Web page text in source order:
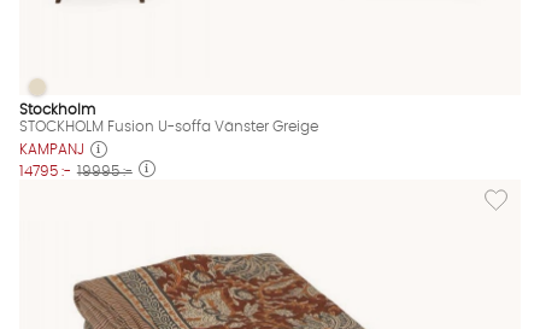
STOCKHOLM Fusion U-soffa Vänster Greige Finns även i
STOCKHOLM Fusion U-soffa Vänster Greige
Stockholm
STOCKHOLM Fusion U-soffa Vänster Greige
KAMPANJ
14795 :- 19995 :-
Lägg